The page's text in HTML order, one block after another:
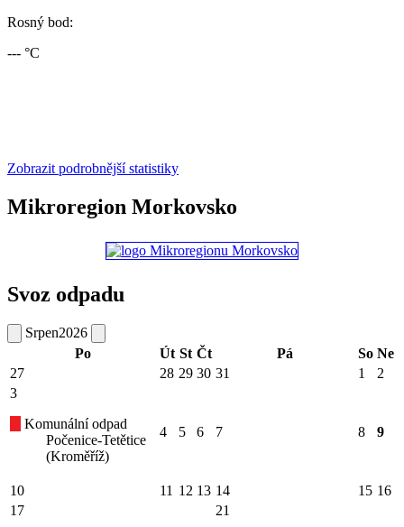
Rosný bod:
--- °C
Zobrazit podrobnější statistiky
Mikroregion Morkovsko
Svoz odpadu
Srpen2026
Po
Út St Čt Pá So Ne
27
28 29 30 31 1
2
3
Komunální odpad
Počenice-Tetětice
(Kroměříž)
4 5 6 7 8 9
10 11 12 13 14 15 16
17
21